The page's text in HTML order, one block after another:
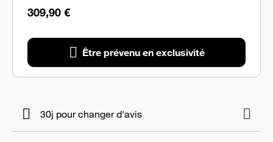
309,90 €
Être prévenu en exclusivité
30j pour changer d'avis